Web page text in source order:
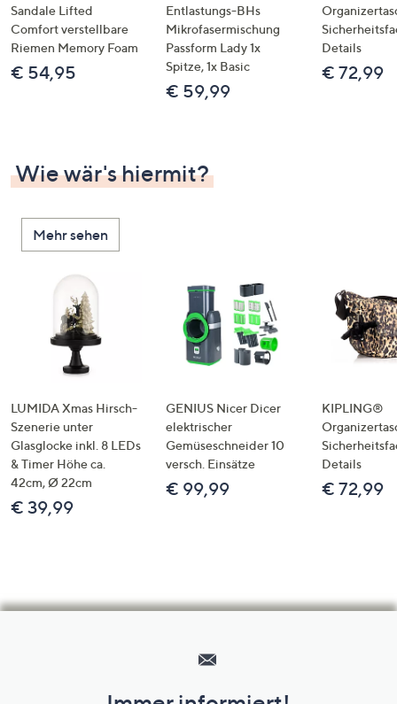
Sandale Lifted
Comfort verstellbare
Riemen Memory Foam
€ 54,95
Entlastungs-BHs
Mikrofasermischung
Passform Lady 1x
Spitze, 1x Basic
€ 59,99
Details
€ 72,99
Wie wär's hiermit?
Mehr sehen
LUMIDA Xmas Hirsch-
Szenerie unter
Glasglocke inkl. 8 LEDs
& Timer Höhe ca.
42cm, Ø 22cm
€ 39,99
GENIUS Nicer Dicer
elektrischer
Gemüseschneider 10
versch. Einsätze
€ 99,99
KIPLING®
Details
€ 72,99